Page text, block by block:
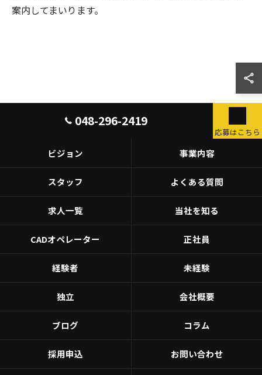
案内してまいります。
048-296-2419
応募はこちら
ビジョン 事業内容
スタッフ よくある質問
求人一覧 当社を知る
CADオペレーター 正社員
経験者 未経験
独立 会社概要
ブログ コラム
採用申込 お問い合わせ